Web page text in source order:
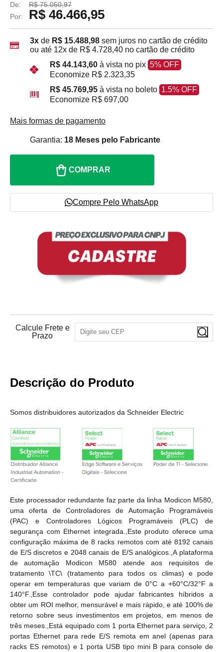
De:
R$ 75.050,97
Por:
R$ 46.466,95
3x de R$ 15.488,98 sem juros no cartão de crédito
ou até 12x de R$ 4.728,40 no cartão de crédito
R$ 44.143,60 à vista no pix 5% OFF
Economize R$ 2.323,35
R$ 45.769,95 à vista no boleto 1.5% OFF
Economize R$ 697,00
Mais formas de pagamento
Garantia: 18 Meses pelo Fabricante
COMPRAR
Compre Pelo WhatsApp
Calcule Frete e
Prazo
Descrição do Produto
Somos distribuidores autorizados da Schneider Electric
Este processador redundante faz parte da linha Modicon M580,
uma oferta de Controladores de Automação Programáveis
(PAC) e Controladores Lógicos Programáveis (PLC) de
segurança com Ethernet integrada.,Este produto oferece uma
configuração máxima de 8 racks remotos com até 8192 canais
de E/S discretos e 2048 canais de E/S analógicos.,A plataforma
de automação Modicon M580 atende aos requisitos de
tratamento \TC\ (tratamento para todos os climas) e pode
operar em temperaturas que variam de 0°C a +60°C/32°F a
140°F.,Esse controlador pode ajudar fabricantes híbridos a
obter um ROI melhor, mensurável e mais rápido, e até 100% de
retorno sobre seus investimentos em projetos, em menos de
três meses.,Está equipado com 1 porta Ethernet para serviço, 2
portas Ethernet para rede E/S remota em anel (apenas para
racks ES remotos) e 1 porta USB tipo mini B para console de